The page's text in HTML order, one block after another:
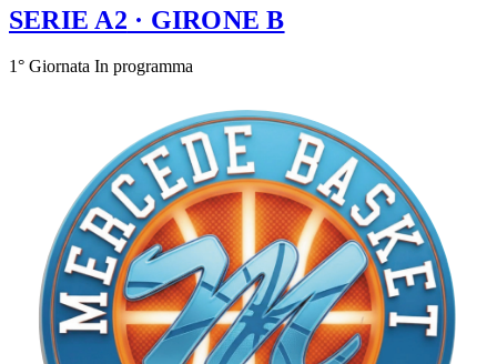
SERIE A2 · GIRONE B
1° Giornata In programma